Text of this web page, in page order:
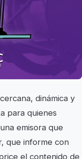
dinámica y
para quienes
emisora que
que informe con
el contenido de